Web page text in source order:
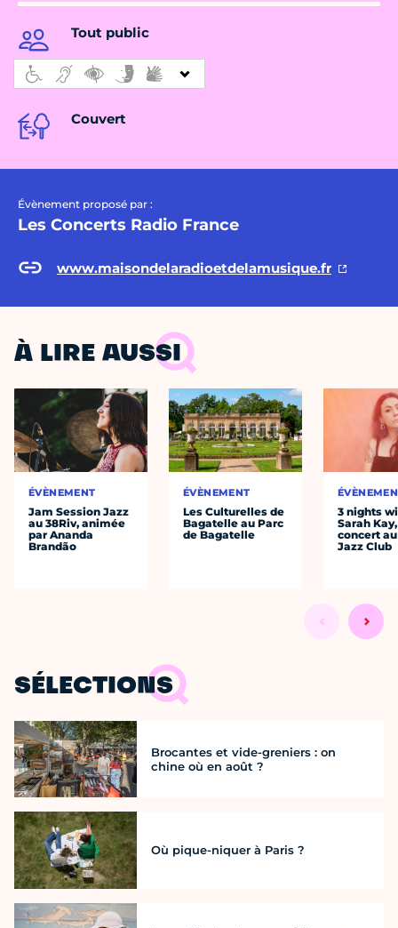
Tout public
Couvert
Évènement proposé par :
Les Concerts Radio France
www.maisondelaradioetdelamusique.fr
À LIRE AUSSI
ÉVÈNEMENT
Jam Session Jazz
au 38Riv, animée
par Ananda
Brandão
ÉVÈNEMENT
Les Culturelles de
Bagatelle au Parc
de Bagatelle
3 nights
Sarah
concert
Jazz Club
SÉLECTIONS
Brocantes et vide-greniers : on
chine où en août ?
Où pique-niquer à Paris ?